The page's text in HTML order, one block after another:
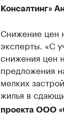
Консалтинг»
Снижение цен
эксперты. «С
снижения цен
предложения
мелких
жилья в
проекта ООО